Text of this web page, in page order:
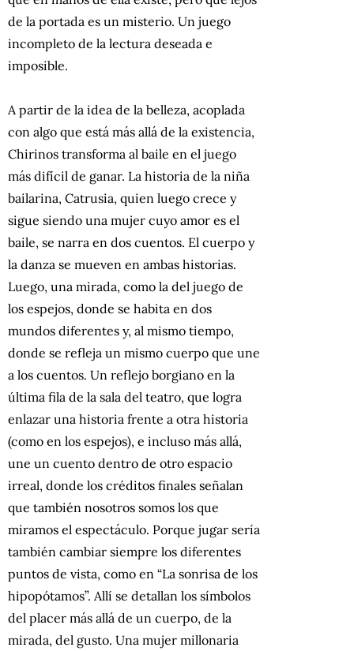
de la portada es un misterio. Un juego
incompleto de la lectura deseada e
imposible.
A partir de la idea de la belleza, acoplada
con algo que está más allá de la existencia,
Chirinos transforma al baile en el juego
más difícil de ganar. La historia de la niña
bailarina, Catrusia, quien luego crece y
sigue siendo una mujer cuyo amor es el
baile, se narra en dos cuentos. El cuerpo y
la danza se mueven en ambas historias.
Luego, una mirada, como la del juego de
los espejos, donde se habita en dos
mundos diferentes y, al mismo tiempo,
donde se refleja un mismo cuerpo que une
a los cuentos. Un reflejo borgiano en la
última fila de la sala del teatro, que logra
enlazar una historia frente a otra historia
(como en los espejos), e incluso más allá,
une un cuento dentro de otro espacio
irreal, donde los créditos finales señalan
que también nosotros somos los que
miramos el espectáculo. Porque jugar sería
también cambiar siempre los diferentes
puntos de vista, como en “La sonrisa de los
hipopótamos”. Allí se detallan los símbolos
del placer más allá de un cuerpo, de la
mirada, del gusto. Una mujer millonaria